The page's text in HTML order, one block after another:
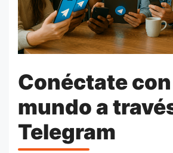
Conéctate
mundo a
Telegram